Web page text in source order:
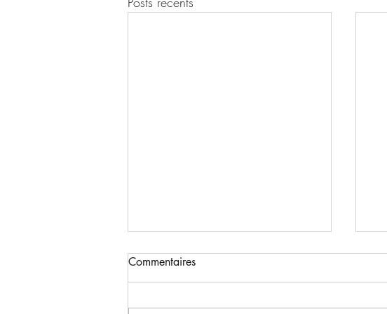
Commentaires